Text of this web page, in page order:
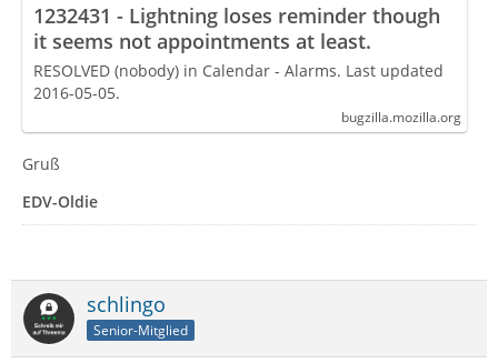
1232431 - Lightning loses reminder though
it seems not appointments at least.
RESOLVED (nobody) in Calendar - Alarms. Last updated
2016-05-05.
bugzilla.mozilla.org
Gruß
EDV-Oldie
schlingo
Senior-Mitglied